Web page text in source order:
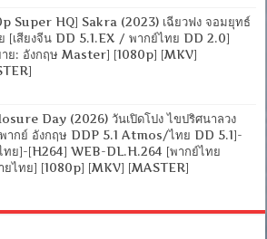
Super HQ] Sakra (2023) เฉียวฟง จอมยุทธ์
[เสียงจีน DD 5.1.EX / พากย์ไทย DD 2.0]
าย: อังกฤษ Master] [1080p] [MKV]
Day (2026) วันเปิดโปง ไขปริศนาลวง
ากย์ อังกฤษ DDP 5.1 Atmos/ไทย DD 5.1]-
ทย]-[H264] WEB-DL.H.264 [พากย์ไทย
ยไทย] [1080p] [MKV] [MASTER]